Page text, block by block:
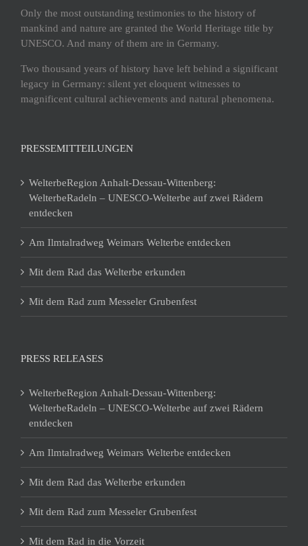
Only the most outstanding testimonies to the history of
mankind and nature are granted the World Heritage title by
UNESCO. And many of them are in Germany.
Two thousand years of history have left behind a significant
legacy in Germany: silent yet eloquent witnesses to
magnificent cultural achievements and natural phenomena.
PRESSEMITTEILUNGEN
WelterbeRegion Anhalt-Dessau-Wittenberg:
WelterbeRadeln – UNESCO-Welterbe auf zwei Rädern
entdecken
Am Ilmtalradweg Weimars Welterbe entdecken
Mit dem Rad das Welterbe erkunden
Mit dem Rad zum Messeler Grubenfest
PRESS RELEASES
WelterbeRegion Anhalt-Dessau-Wittenberg:
WelterbeRadeln – UNESCO-Welterbe auf zwei Rädern
entdecken
Am Ilmtalradweg Weimars Welterbe entdecken
Mit dem Rad das Welterbe erkunden
Mit dem Rad zum Messeler Grubenfest
Mit dem Rad in die Vorzeit